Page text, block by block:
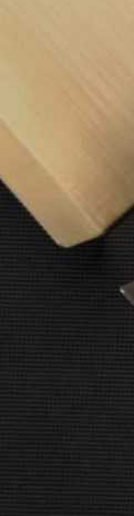
для разделения
ящиков.
установки в
внутри
хранения.
ручками